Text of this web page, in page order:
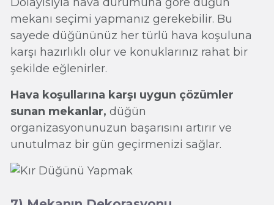
mekanı seçimi yapmanız gerekebilir. Bu
sayede düğününüz her türlü hava koşuluna
karşı hazırlıklı olur ve konuklarınız rahat bir
şekilde eğlenirler.
Hava koşullarına karşı uygun çözümler
sunan mekanlar, düğün
organizasyonunuzun başarısını artırır ve
unutulmaz bir gün geçirmenizi sağlar.